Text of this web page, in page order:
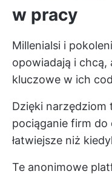
w pracy
Millenialsi i
opowiadają i chcą,
kluczowe w ich
Dzięki narzędziom
pociąganie firm do
łatwiejsze niż
Te anonimowe